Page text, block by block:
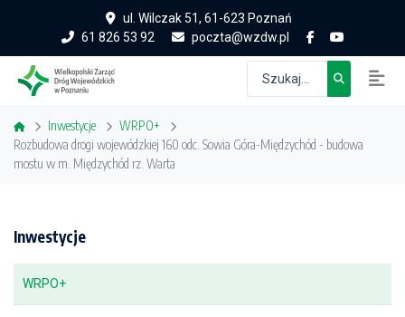
ul. Wilczak 51, 61-623 Poznań
61 826 53 92
poczta@wzdw.pl
Inwestycje
WRPO+
Rozbudowa drogi wojewódzkiej 160 odc. Sowia Góra-Międzychód - budowa
mostu w m. Międzychód rz. Warta
Inwestycje
WRPO+